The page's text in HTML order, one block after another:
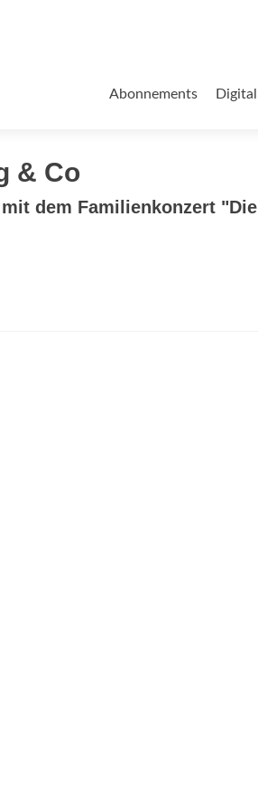
Inhalt
Abonnements Digital
& Co
dem Familienkonzert "Die